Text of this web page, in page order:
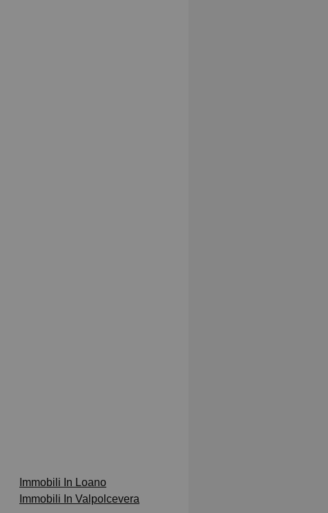
Immobili In Loano
Immobili In Valpolcevera